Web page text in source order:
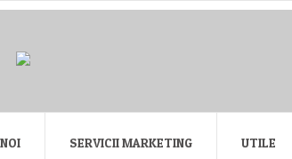
SERVICII MARKETING UTILE